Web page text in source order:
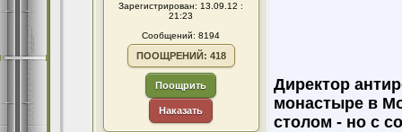
Зарегистрирован: 13.09.12 :
21:23
Сообщений: 8194
ПООЩРЕНИЙ: 418
Поощрить
Наказать
Директор
монастыре в
столом - но с